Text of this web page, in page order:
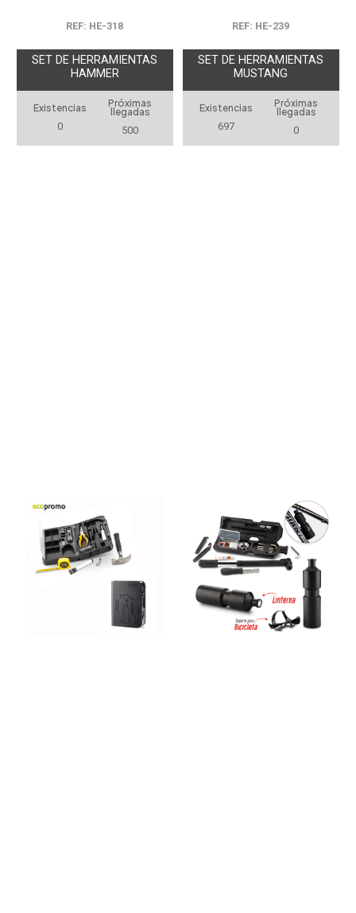
REF: HE-318
SET DE HERRAMIENTAS
HAMMER
Existencias
0
Próximas
llegadas
500
REF: HE-239
SET DE HERRAMIENTAS
MUSTANG
Existencias
697
Próximas
llegadas
0